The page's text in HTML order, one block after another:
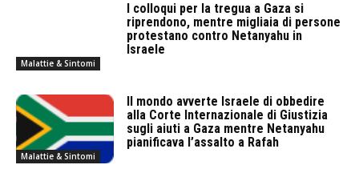
Malattie & Sintomi
I colloqui per la tregua a Gaza si
riprendono, mentre migliaia di persone
protestano contro Netanyahu in
Israele
Malattie & Sintomi
Il mondo avverte Israele di obbedire
alla Corte Internazionale di Giustizia
sugli aiuti a Gaza mentre Netanyahu
pianificava l’assalto a Rafah